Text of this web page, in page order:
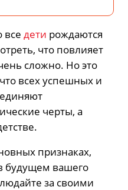
все дети рождаются
что повлияет
сложно. Но это
всех успешных и
черты, а
признаках,
будущем вашего
за своими